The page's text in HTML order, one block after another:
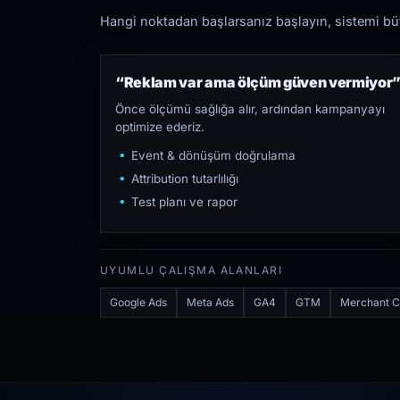
Hangi noktadan başlarsanız başlayın, sistemi
“Reklam var ama ölçüm güven
Önce ölçümü sağlığa alır, ardından kampanyayı
optimize ederiz.
Event & dönüşüm doğrulama
Attribution tutarlılığı
Test planı ve rapor
UYUMLU ÇALIŞMA ALANLARI
Google Ads Meta Ads GA4 GTM Merchant